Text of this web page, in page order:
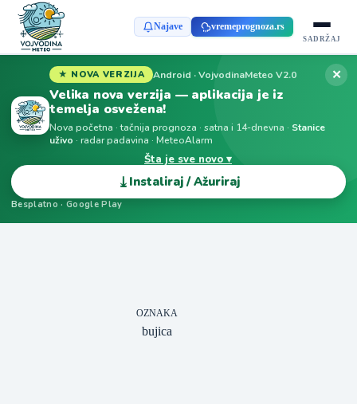
Najave vremeprognoza.rs
SADRŽAJ
★ NOVA VERZIJA Android · VojvodinaMeteo V2.0
Velika nova verzija — aplikacija je iz
temelja osvežena!
Nova početna · tačnija prognoza · satna i 14-dnevna · Stanice
uživo · radar padavina · MeteoAlarm
Šta je sve novo ▾
⤓ Instaliraj / Ažuriraj
Besplatno · Google Play
✕
OZNAKA
bujica